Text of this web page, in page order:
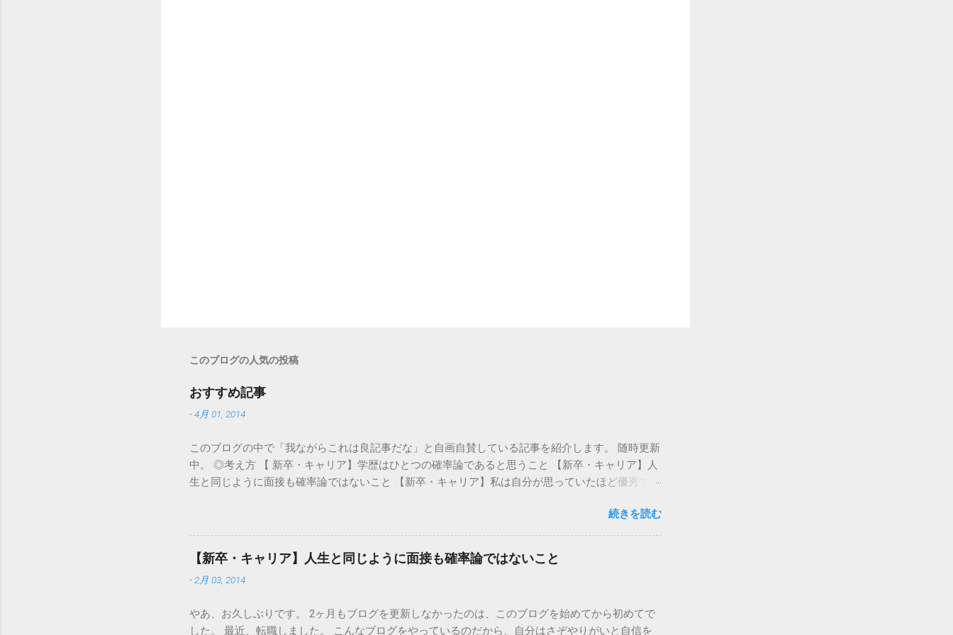
このブログの人気の投稿
おすすめ記事
-4月 01, 2014
このブログの中で「我ながらこれは良記事だな」と自画自賛している記事を紹介します。 随時更新
中。 ◎考え方 【 新卒・キャリア】学歴はひとつの確率論であると思うこと 【新卒・キャリア】人
生と同じように面接も確率論ではないこと 【新卒・キャリア】私は自分が思っていたほど優秀では
て、食えりゃいいんや」 ◎面接全般 【新卒・キャリア】「抽象化して語る」ことと、「抽象的な
ことしか言えない」のはものすごく違うこと 【新卒・キャリア】面接では別に即答しなくてもい
い ◎面接マナー 【これだけはやめておけ】面接の15分前に来てしまう人たち ◎セミナー 【新卒】
面接にもセミナーにも、一人で行け ◎小ネタ 【新卒・キャリア】美人は面接に合格しやすいか
【新卒・中途】面接で、血液型が聞きたくてしょうがない 【新卒・キャリア】「やりたくないこ
続きを読む
【新卒・キャリア】人生と同じように面接も確率論ではないこと
-2月 03, 2014
やあ、お久しぶりです。 2ヶ月もブログを更新しなかったのは、このブログを始めてから初めてで
した。 最近、転職しました。 こんなブログをやっているのだから、自分はさぞやりがいと自信を